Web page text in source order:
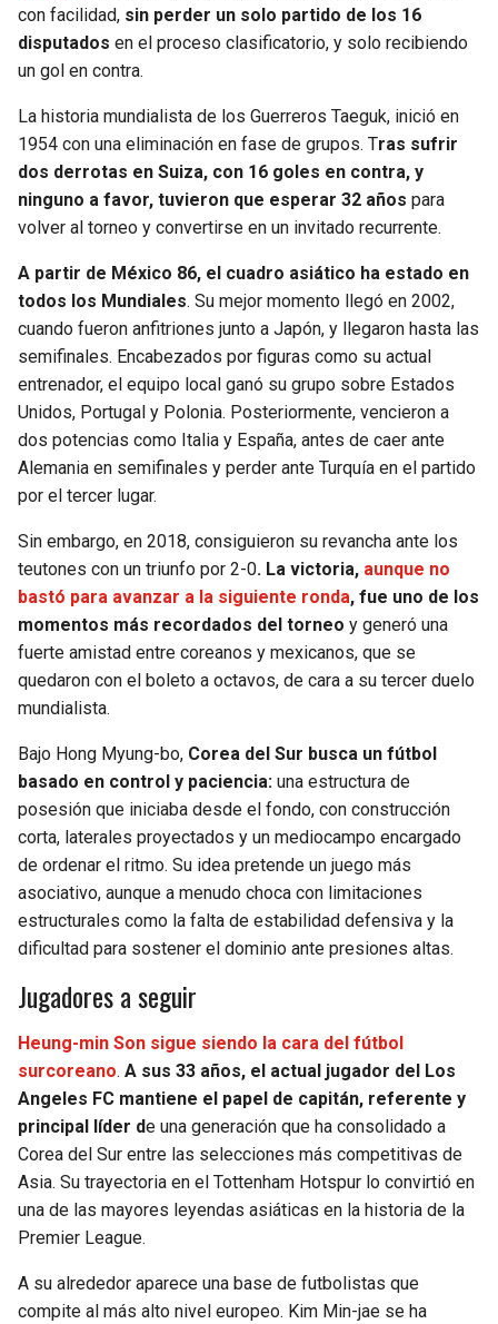
con facilidad, sin perder un solo partido de los 16
disputados en el proceso clasificatorio, y solo recibiendo
un gol en contra.
La historia mundialista de los Guerreros Taeguk, inició en
1954 con una eliminación en fase de grupos. Tras sufrir
dos derrotas en Suiza, con 16 goles en contra, y
ninguno a favor, tuvieron que esperar 32 años para
volver al torneo y convertirse en un invitado recurrente.
A partir de México 86, el cuadro asiático ha estado en
todos los Mundiales. Su mejor momento llegó en 2002,
cuando fueron anfitriones junto a Japón, y llegaron hasta las
semifinales. Encabezados por figuras como su actual
entrenador, el equipo local ganó su grupo sobre Estados
Unidos, Portugal y Polonia. Posteriormente, vencieron a
dos potencias como Italia y España, antes de caer ante
Alemania en semifinales y perder ante Turquía en el partido
por el tercer lugar.
Sin embargo, en 2018, consiguieron su revancha ante los
teutones con un triunfo por 2-0. La victoria, aunque no
bastó para avanzar a la siguiente ronda, fue uno de los
momentos más recordados del torneo y generó una
fuerte amistad entre coreanos y mexicanos, que se
quedaron con el boleto a octavos, de cara a su tercer duelo
mundialista.
Bajo Hong Myung-bo, Corea del Sur busca un fútbol
basado en control y paciencia: una estructura de
posesión que iniciaba desde el fondo, con construcción
corta, laterales proyectados y un mediocampo encargado
de ordenar el ritmo. Su idea pretende un juego más
asociativo, aunque a menudo choca con limitaciones
estructurales como la falta de estabilidad defensiva y la
dificultad para sostener el dominio ante presiones altas.
Jugadores a seguir
Heung-min Son sigue siendo la cara del fútbol
surcoreano. A sus 33 años, el actual jugador del Los
Angeles FC mantiene el papel de capitán, referente y
principal líder de una generación que ha consolidado a
Corea del Sur entre las selecciones más competitivas de
Asia. Su trayectoria en el Tottenham Hotspur lo convirtió en
una de las mayores leyendas asiáticas en la historia de la
Premier League.
A su alrededor aparece una base de futbolistas que
compite al más alto nivel europeo. Kim Min-jae se ha